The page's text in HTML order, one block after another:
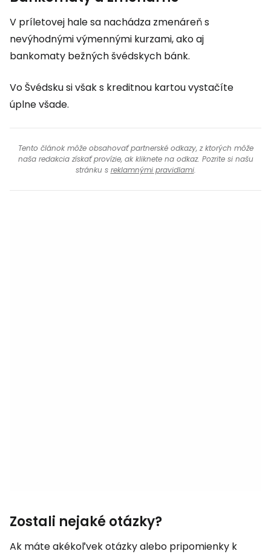
V príletovej hale sa nachádza zmenáreň s
nevýhodnými výmennými kurzami, ako aj
bankomaty bežných švédskych bánk.
Vo Švédsku si však s kreditnou kartou vystačíte
úplne všade.
Tento článok môže obsahovať partnerské odkazy, z ktorých môže
naša redakcia získať provízie, ak kliknete na odkaz. Pozrite si našu
stránku s reklamnými pravidlami.
Zostali nejaké otázky?
Ak máte akékoľvek otázky alebo pripomienky k